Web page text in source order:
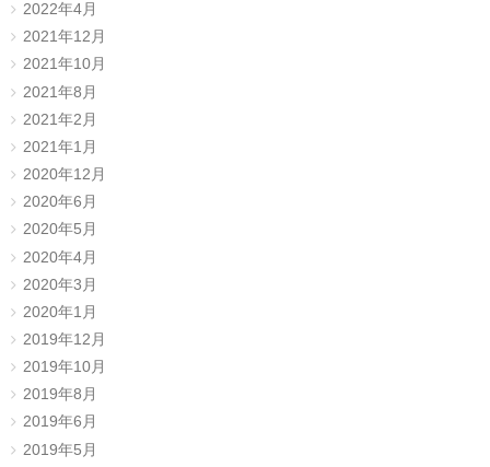
2022年4月
2021年12月
2021年10月
2021年8月
2021年2月
2021年1月
2020年12月
2020年6月
2020年5月
2020年4月
2020年3月
2020年1月
2019年12月
2019年10月
2019年8月
2019年6月
2019年5月